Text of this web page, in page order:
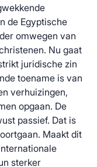
de Egyptische
omwegen van
Nu gaat
juridische zin
toename is van
verhuizingen,
opgaan. De
passief. Dat is
Maakt dit
sterker